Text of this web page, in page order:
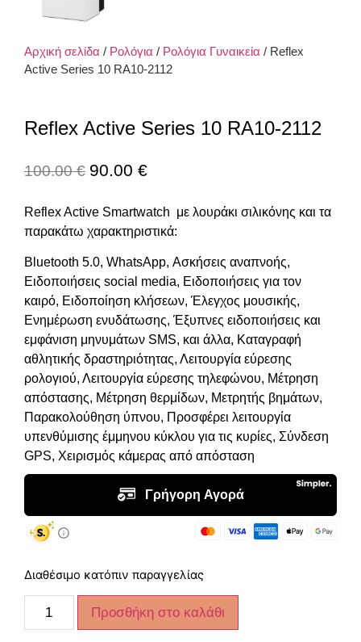
Αρχική σελίδα / Ρολόγια / Ρολόγια Γυναικεία / Reflex
Active Series 10 RA10-2112
Reflex Active Series 10 RA10-2112
100.00€ 90.00 €
Reflex Active Smartwatch με λουράκι σιλικόνης και τα
παρακάτω χαρακτηριστικά:
Bluetooth 5.0, WhatsApp, Ασκήσεις αναπνοής,
Ειδοποιήσεις social media, Ειδοποιήσεις για τον
καιρό, Ειδοποίηση κλήσεων, Έλεγχος μουσικής,
Ενημέρωση ενυδάτωσης, Έξυπνες ειδοποιήσεις και
εμφάνιση μηνυμάτων SMS, και άλλα, Καταγραφή
αθλητικής δραστηριότητας, Λειτουργία εύρεσης
ρολογιού, Λειτουργία εύρεσης τηλεφώνου, Μέτρηση
απόστασης, Μέτρηση θερμίδων, Μετρητής βημάτων,
Παρακολούθηση ύπνου, Προσφέρει λειτουργία
υπενθύμισης έμμηνου κύκλου για τις κυρίες, Σύνδεση
GPS, Χειρισμός κάμερας από απόσταση
Διαθέσιμο κατόπιν παραγγελίας
Προσθήκη στο καλάθι